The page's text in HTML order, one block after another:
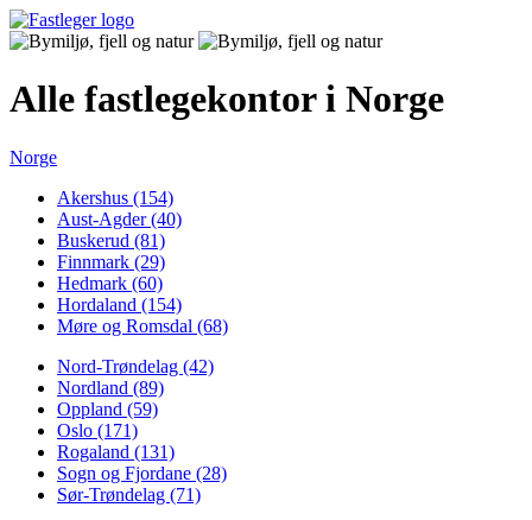
Alle fastlegekontor i Norge
Norge
Akershus (154)
Aust-Agder (40)
Buskerud (81)
Finnmark (29)
Hedmark (60)
Hordaland (154)
Møre og Romsdal (68)
Nord-Trøndelag (42)
Nordland (89)
Oppland (59)
Oslo (171)
Rogaland (131)
Sogn og Fjordane (28)
Sør-Trøndelag (71)